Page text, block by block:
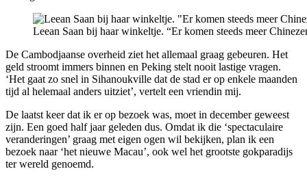
Leean Saan bij haar winkeltje. “Er komen steeds meer
De Cambodjaanse overheid ziet het allemaal graag gebeuren. Het
geld stroomt immers binnen en Peking stelt nooit lastige vragen.
‘Het gaat zo snel in Sihanoukville dat de stad er op enkele maanden
tijd al helemaal anders uitziet’, vertelt een vriendin mij.
De laatst keer dat ik er op bezoek was, moet in december geweest
zijn. Een goed half jaar geleden dus. Omdat ik die ‘spectaculaire
veranderingen’ graag met eigen ogen wil bekijken, plan ik een
bezoek naar ‘het nieuwe Macau’, ook wel het grootste gokparadijs
ter wereld genoemd.